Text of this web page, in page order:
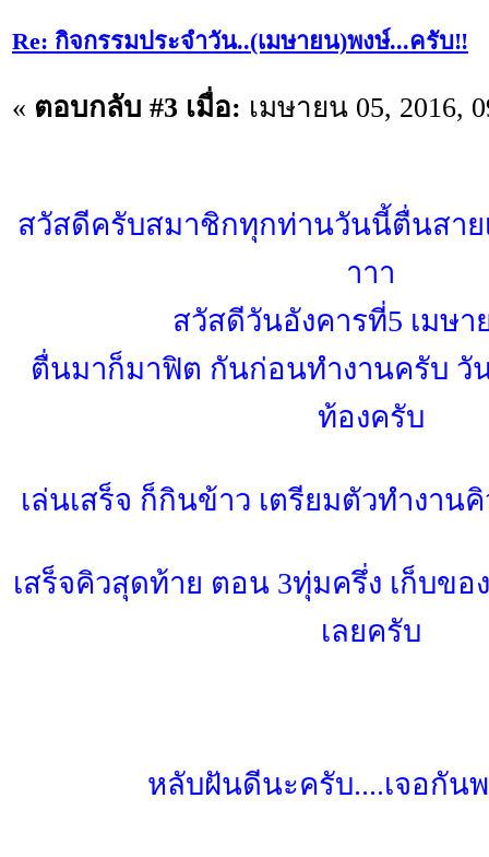
Re: กิจกรรมประจำวัน..(เมษายน)พงษ์...ครับ‼️
« ตอบกลับ #3 เมื่อ: เมษายน 05, 2016,
สวัสดีครับสมาชิกทุกท่านวันนี้ตื่นสาย
าาา
สวัสดีวันอังคารที่5 เมษา
ตื่นมาก็มาฟิต กันก่อนทำงานครับ วั
ท้องครับ
เล่นเสร็จ ก็กินข้าว เตรียมตัวทำงาน
เสร็จคิวสุดท้าย ตอน 3ทุ่มครึ่ง เก็บขอ
เลยครับ
หลับฝันดีนะครับ....เจอกัน